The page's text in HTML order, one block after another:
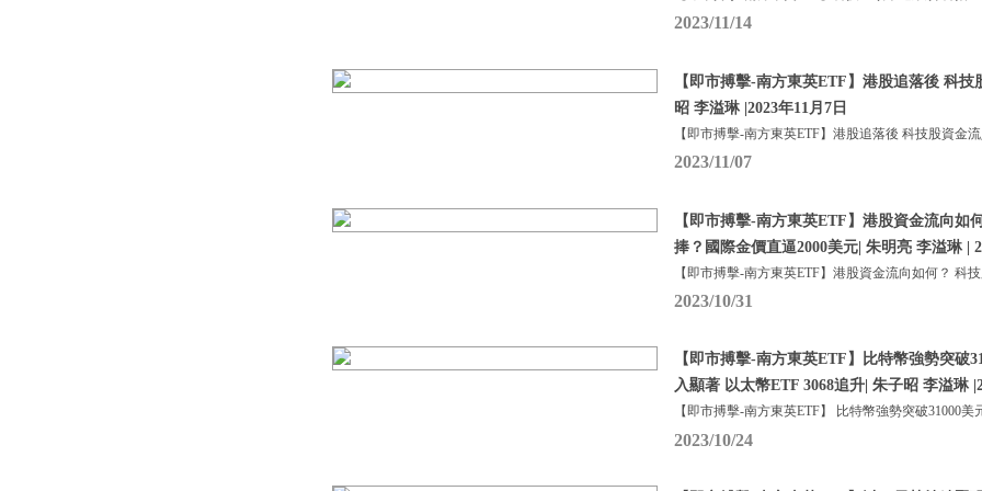
2023/11/14
【即市搏擊-南方東英ETF】港股追落後 科
昭 李溢琳 |2023年11月7日
【即市搏擊-南方東英ETF】港股追落後 科技股資金
2023/11/07
【即市搏擊-南方東英ETF】港股資金流向如
捧？國際金價直逼2000美元| 朱明亮 李溢琳 |
【即市搏擊-南方東英ETF】港股資金流向如何？ 科
2023/10/31
【即市搏擊-南方東英ETF】比特幣強勢突破
入顯著 以太幣ETF 3068追升| 朱子昭 李溢琳
【即市搏擊-南方東英ETF】 比特幣強勢突破31000美
2023/10/24